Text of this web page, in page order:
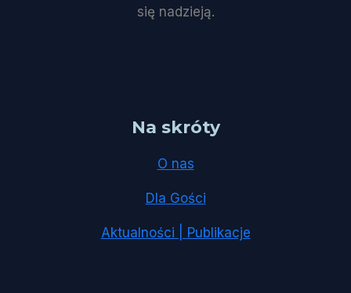
się nadzieją.
Na skróty
O nas
Dla Gości
Aktualności | Publikacje